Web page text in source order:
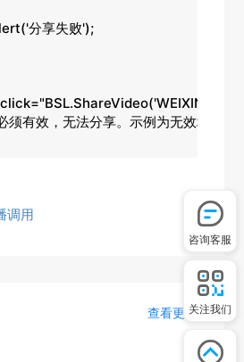
分
有效，无法分享。示例为无效地址。
调用
查看更多
咨询客服
关注我们